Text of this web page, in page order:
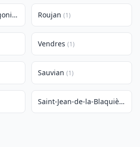
Saint-André-de-Sangonis Roujan (1)
Vendres (1)
Sauvian (1)
Saint-Jean-de-la-Blaquière